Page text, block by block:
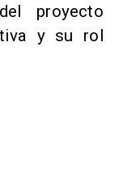
proyecto
y su rol